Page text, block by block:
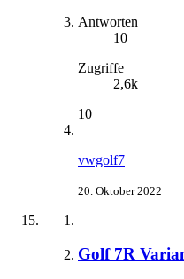
Antworten
10
Zugriffe
2,6k
10
vwgolf7
20. Oktober 2022
Golf 7R